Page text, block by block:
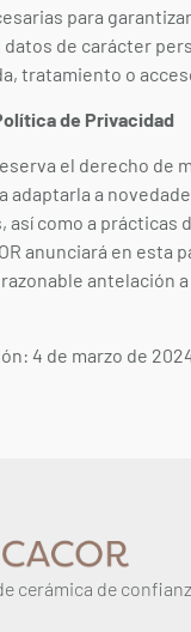
para
de carácter
tratamiento o
de Privacidad
el derecho de
adaptarla a
como a prácticas
anunciará en esta
antelación
4 de marzo de
cerámica de